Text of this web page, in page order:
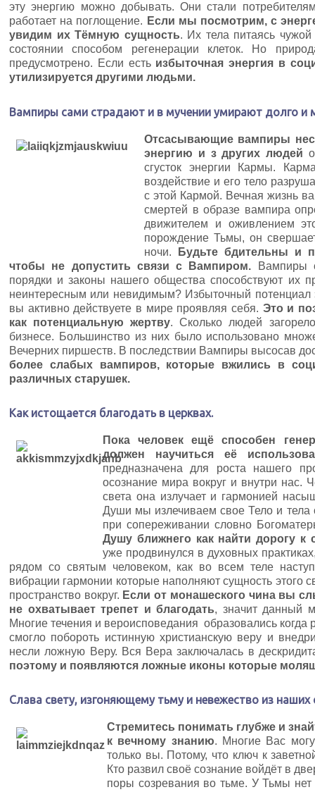
эту энергию можно добывать. Они стали
работает на поглощение. Если мы посмотрим, с
увидим их Тёмную сущность. Их тела питаясь
состоянии способом регенерации клеток. Но
предусмотрено. Если есть избыточная энергия в
утилизируется другими людьми.
Вампиры сами страдают и в мучении умирают долго и
Отсасывающие вампиры
энергию и з других людей
сгусток энергии Кармы.
воздействие и его тело
с этой Кармой. Вечная жизнь
смертей в образе вампира
движителем и оживлением
порождение Тьмы, он
ночи.
Будьте бдительны и
чтобы не допустить связи с Вампиром. Вампиры
порядки и законы нашего общества способствуют их
неинтересным или невидимым? Избыточный
вы активно действуете в мире проявляя себя. Это и
как потенциальную жертву. Сколько людей
бизнесе. Большинство из них было использовано
Вечерних пиршеств. В последствии Вампиры высосав
более слабых вампиров, которые вжились в
различных старушек.
Как истощается благодать в церквах.
Пока человек ещё способен
должен научиться её
предназначена для роста нашего
осознание мира вокруг и внутри
света она излучает и гармонией
Души мы излечиваем свое Тело и
при сопереживании словно
Душу ближнего как найти дорогу к
уже продвинулся в духовных
рядом со святым человеком, как во всем теле
вибрации гармонии которые наполняют сущность этого
пространство вокруг. Если от монашеского чина вы
не охватывает трепет и благодать, значит данный
Многие течения и вероисповедания образовались когда
смогло побороть истинную христианскую веру и
несли ложную Веру. Вся Вера заключалась в
поэтому и появляются ложные иконы которые
Слава свету, изгоняющему тьму и невежество из наших
Стремитесь понимать глубже и
к вечному знанию. Многие Вас
только вы. Потому, что ключ к
Кто развил своё сознание войдёт в
поры созревания во тьме. У Тьмы нет